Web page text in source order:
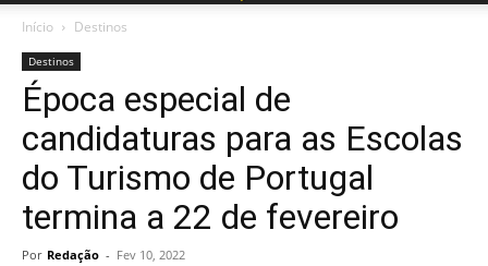
Início Destinos
Destinos
Época especial de
candidaturas para as Escolas
do Turismo de Portugal
termina a 22 de fevereiro
Por Redação - Fev 10, 2022